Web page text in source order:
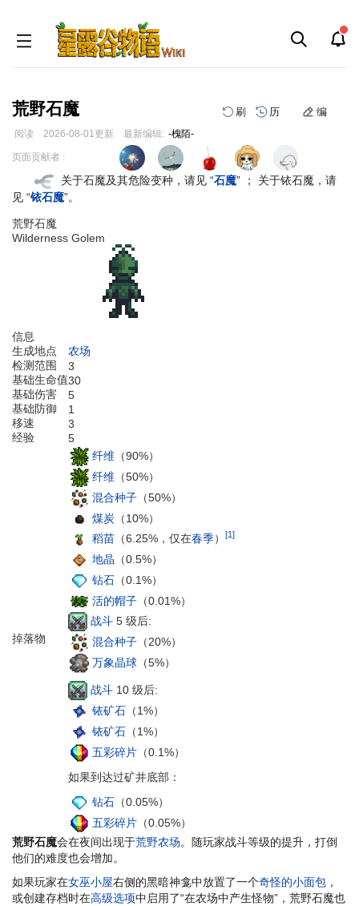
荒野石魔 刷 历 编
阅读 2026-08-01更新 最新编辑: -槐陌-
跳
航
跳
索
页面贡献者 :
关于石魔及其危险变种，请见 “石魔” ； 关于铱石魔，请
见 “铱石魔”。
荒野石魔
Wilderness Golem
信息
生成地点
农场
检测范围
3
基础生命值30
基础伤害
5
基础防御
1
移速
3
经验
5
掉落物
纤维 （90%）
纤维 （50%）
混合种子 （50%）
煤炭 （10%）
稻苗 （6.25%，仅在春季） [1]
地晶 （0.5%）
钻石 （0.1%）
活的帽子 （0.01%）
战斗 5 级后:
混合种子 （20%）
万象晶球 （5%）
战斗 10 级后:
铱矿石 （1%）
铱矿石 （1%）
五彩碎片 （0.1%）
如果到达过矿井底部：
钻石 （0.05%）
五彩碎片 （0.05%）
荒野石魔会在夜间出现于荒野农场。随玩家战斗等级的提升，打倒
他们的难度也会增加。
如果玩家在女巫小屋右侧的黑暗神龛中放置了一个奇怪的小面包 ，
或创建存档时在高级选项中启用了“在农场中产生怪物”，荒野石魔也